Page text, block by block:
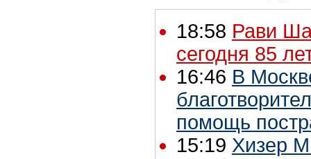
18:58 Рави
сегодня 85
16:46 В
помощь
15:19 Хизер